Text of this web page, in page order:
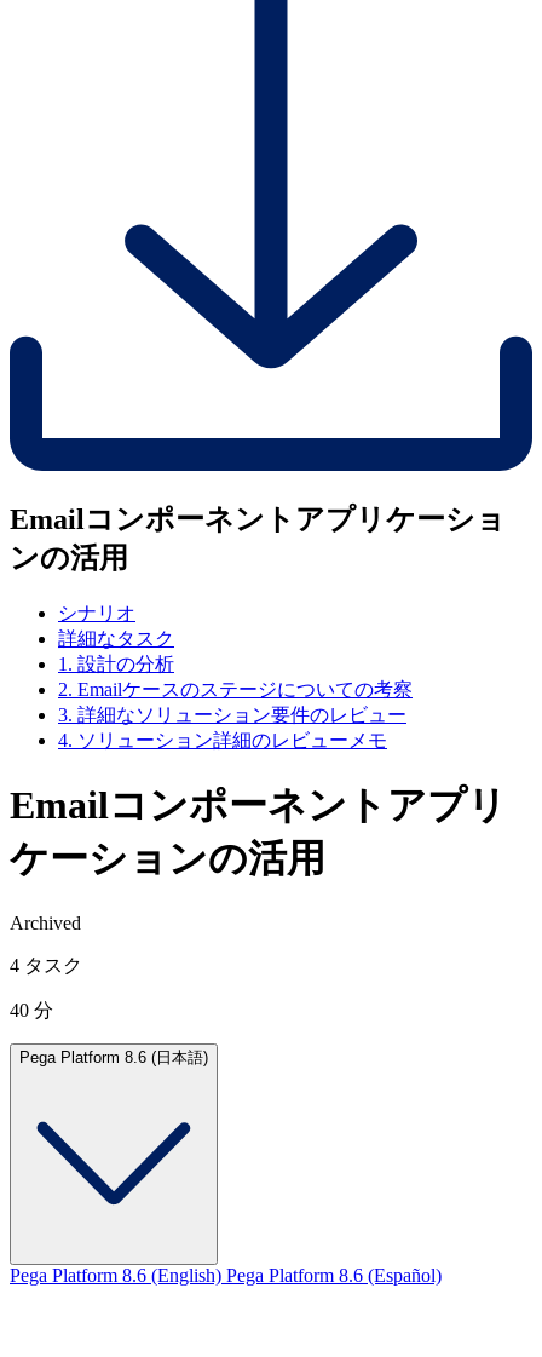
Emailコンポーネントアプリケーショ
ンの活用
シナリオ
詳細なタスク
1. 設計の分析
2. Emailケースのステージについての考察
3. 詳細なソリューション要件のレビュー
4. ソリューション詳細のレビューメモ
Emailコンポーネントアプリ
ケーションの活用
Archived
4 タスク
40 分
Pega Platform 8.6 (日本語)
Pega Platform 8.6 (English) Pega Platform 8.6 (Español)